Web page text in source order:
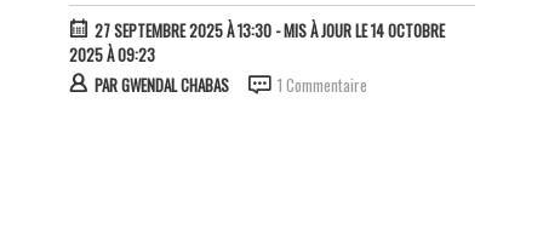
27 SEPTEMBRE 2025 À 13:30- MIS À JOUR LE 14 OCTOBRE
2025 À 09:23
PARGWENDAL CHABAS 1 Commentaire